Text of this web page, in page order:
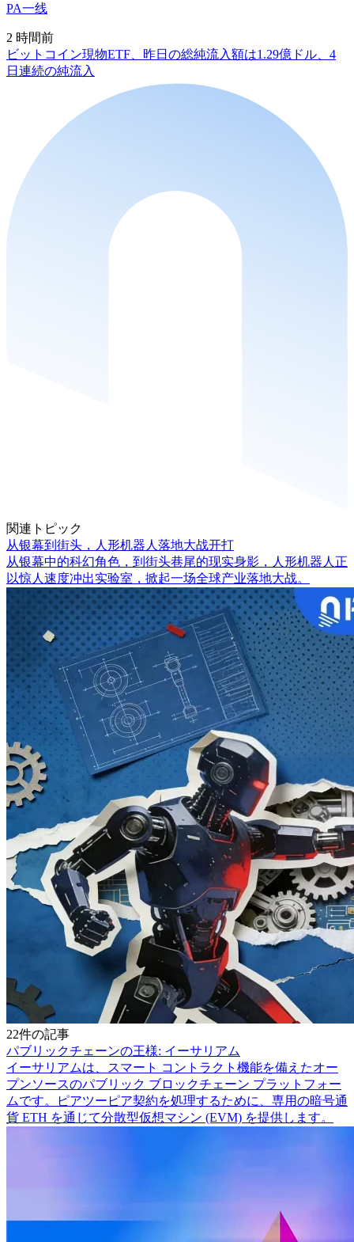
PA一线
2 時間前
ビットコイン現物ETF、昨日の総純流入額は1.29億ドル、4
日連続の純流入
関連トピック
从银幕到街头，人形机器人落地大战开打
从银幕中的科幻角色，到街头巷尾的现实身影，人形机器人正
以惊人速度冲出实验室，掀起一场全球产业落地大战。
22件の記事
パブリックチェーンの王様: イーサリアム
イーサリアムは、スマート コントラクト機能を備えたオー
プンソースのパブリック ブロックチェーン プラットフォー
ムです。ピアツーピア契約を処理するために、専用の暗号通
貨 ETH を通じて分散型仮想マシン (EVM) を提供します。